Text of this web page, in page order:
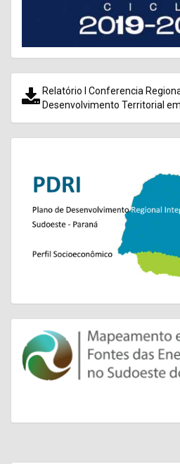
Relatório I Conferencia
Desenvolvimento Territorial